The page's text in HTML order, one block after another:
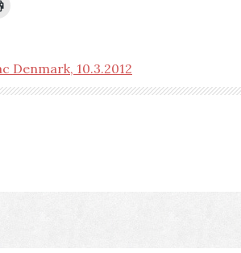
Denmark, 10.3.2012